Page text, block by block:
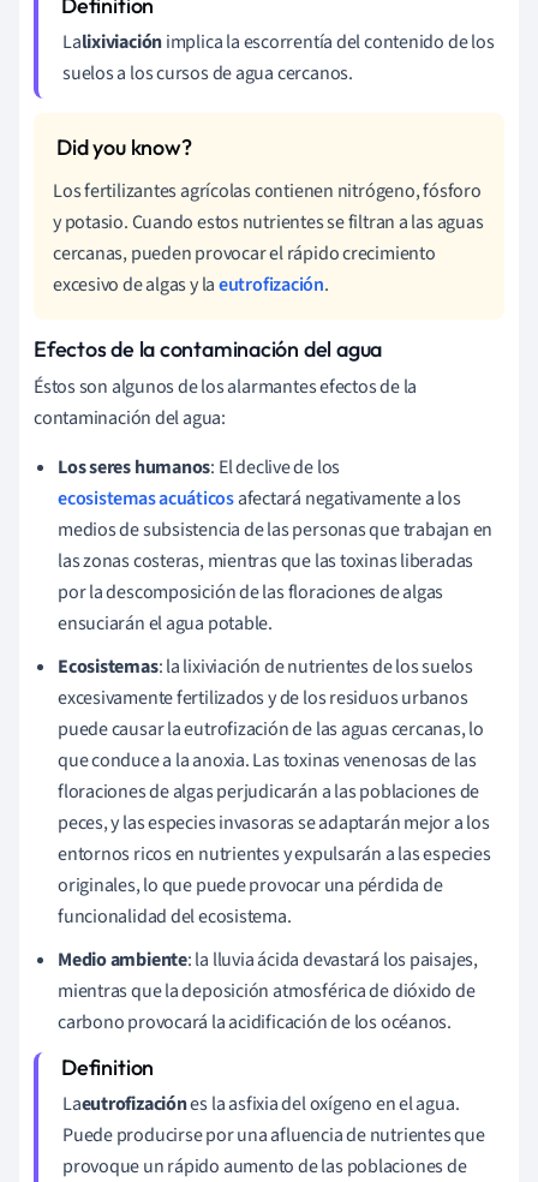
Lalixiviaciónimplica la escorrentía del contenido de los
suelos a los cursos de agua cercanos.
Los fertilizantes agrícolas contienen nitrógeno, fósforo
y potasio. Cuando estos nutrientes se filtran a las aguas
cercanas, pueden provocar el rápido crecimiento
excesivo de algas y laeutrofización.
Efectos de la contaminación del agua
Éstos son algunos de los alarmantes efectos de la
contaminación del agua:
Los seres humanos: El declive de los
ecosistemas acuáticosafectará negativamente a los
medios de subsistencia de las personas que trabajan en
las zonas costeras, mientras que las toxinas liberadas
por la descomposición de las floraciones de algas
ensuciarán el agua potable.
Ecosistemas: la lixiviación de nutrientes de los suelos
excesivamente fertilizados y de los residuos urbanos
puede causar la eutrofización de las aguas cercanas, lo
que conduce a la anoxia. Lastoxinas venenosas de las
floraciones de algas perjudicarán a las poblaciones de
peces, y las especies invasoras se adaptarán mejor a los
entornos ricos en nutrientes y expulsarán a las especies
originales, lo que puede provocar una pérdida de
funcionalidad del ecosistema.
Medio ambiente: la lluvia ácida devastará los paisajes,
mientras que la deposición atmosférica de dióxido de
carbono provocará la acidificación de los océanos.
Laeutrofizaciónes la asfixia del oxígeno en el agua.
Puede producirse por una afluencia de nutrientes que
provoque un rápido aumento de las poblaciones de